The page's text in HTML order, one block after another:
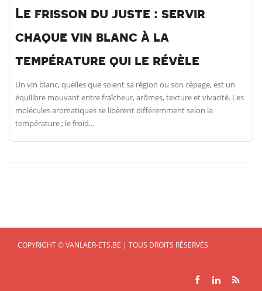
Le frisson du juste : servir
chaque vin blanc à la
température qui le révèle
Un vin blanc, quelles que soient sa région ou son cépage, est un
équilibre mouvant entre fraîcheur, arômes, texture et vivacité. Les
molécules aromatiques se libèrent différemment selon la
température ; le froid...
COPYRIGHT © VANLAER-ETS.BE | TOUS DROITS RÉSERVÉS